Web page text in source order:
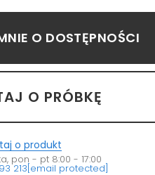
O DOSTĘPNOŚCI
O PRÓBKĘ
o produkt
pon - pt 8:00 - 17:00
213[email protected]